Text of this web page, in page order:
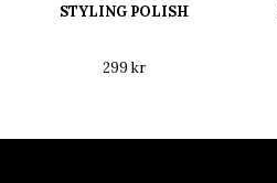
STYLING POLISH
299 kr